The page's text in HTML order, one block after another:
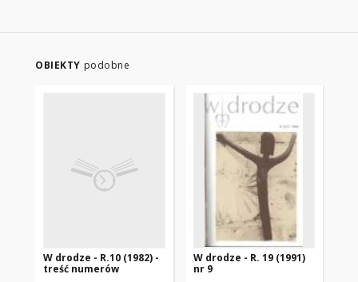
OBIEKTY podobne
W drodze - R.10 (1982) -
treść numerów
W drodze - R. 19 (1991)
nr 9